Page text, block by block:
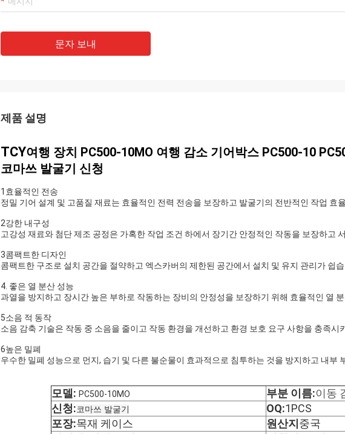
문자 보내
제품 설명
TCY여행 장치 PC500-10MO 여행 감소 기어박스 PC500-10
코마쓰 발굴기 신청
1효율적인 전송
정밀 기어 설계 및 고품질 재료는 효율적인 전력 전송을 보장하고 발굴기의 전반적인 작업 효
2강한 내구성
고강성 재료와 첨단 제조 공정은 가혹한 작업 조건 하에서 장기간 안정적인 작동을 보장하고
3콤팩트한 디자인
콤팩트한 구조로 설치 공간을 절약하고 엑스카버의 제한된 공간에서 설치 및 유지 관리가 쉽습
4. 좋은 열 분산 성능
과열을 방지하고 장시간 높은 부하로 작동하는 장비의 안정성을 보장하기 위해 효율적인 열
5소음 적 동작
소음 감축 기술은 작동 중 소음을 줄이고 작동 환경을 개선하고 환경 보호 요구 사항을 충족시
6높은 밀폐
우수한 밀폐 성능으로 먼지, 습기 및 다른 불순물이 효과적으로 침투하는 것을 방지하고 내부
모델: PC500-10MO 부분 이름:이동
신청:코마쓰 발굴기 OQ:1PCS
포장:목재 케이스 원산지 중국